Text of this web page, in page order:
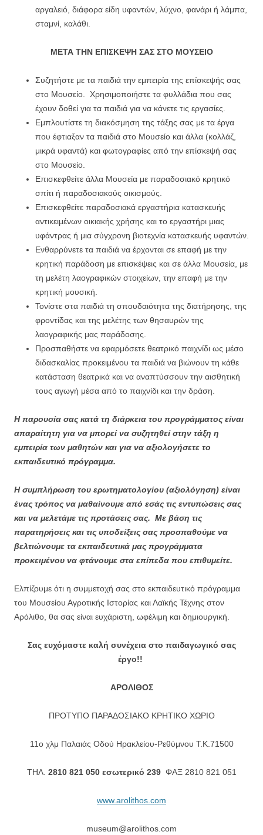
αργαλειό, διάφορα είδη υφαντών, λύχνο, φανάρι ή λάμπα,
σταμνί, καλάθι.
ΜΕΤΑ ΤΗΝ ΕΠΙΣΚΕΨΗ ΣΑΣ ΣΤΟ ΜΟΥΣΕΙΟ
Συζητήστε με τα παιδιά την εμπειρία της επίσκεψής σας
στο Μουσείο. Χρησιμοποιήστε τα φυλλάδια που σας
έχουν δοθεί για τα παιδιά για να κάνετε τις εργασίες.
Εμπλουτίστε τη διακόσμηση της τάξης σας με τα έργα
που έφτιαξαν τα παιδιά στο Μουσείο και άλλα (κολλάζ,
μικρά υφαντά) και φωτογραφίες από την επίσκεψή σας
στο Μουσείο.
Επισκεφθείτε άλλα Μουσεία με παραδοσιακό κρητικό
σπίτι ή παραδοσιακούς οικισμούς.
Επισκεφθείτε παραδοσιακά εργαστήρια κατασκευής
αντικειμένων οικιακής χρήσης και το εργαστήρι μιας
υφάντρας ή μια σύγχρονη βιοτεχνία κατασκευής υφαντών.
Ενθαρρύνετε τα παιδιά να έρχονται σε επαφή με την
κρητική παράδοση με επισκέψεις και σε άλλα Μουσεία, με
τη μελέτη λαογραφικών στοιχείων, την επαφή με την
κρητική μουσική.
Τονίστε στα παιδιά τη σπουδαιότητα της διατήρησης, της
φροντίδας και της μελέτης των θησαυρών της
λαογραφικής μας παράδοσης.
Προσπαθήστε να εφαρμόσετε θεατρικό παιχνίδι ως μέσο
διδασκαλίας προκειμένου τα παιδιά να βιώνουν τη κάθε
κατάσταση θεατρικά και να αναπτύσσουν την αισθητική
τους αγωγή μέσα από το παιχνίδι και την δράση.
Η παρουσία σας κατά τη διάρκεια του προγράμματος είναι
απαραίτητη για να μπορεί να συζητηθεί στην τάξη η
εμπειρία των μαθητών και για να αξιολογήσετε το
εκπαιδευτικό πρόγραμμα.
Η συμπλήρωση του ερωτηματολογίου (αξιολόγηση) είναι
ένας τρόπος να μαθαίνουμε από εσάς τις εντυπώσεις σας
και να μελετάμε τις προτάσεις σας. Με βάση τις
παρατηρήσεις και τις υποδείξεις σας προσπαθούμε να
βελτιώνουμε τα εκπαιδευτικά μας προγράμματα
προκειμένου να φτάνουμε στα επίπεδα που επιθυμείτε.
Ελπίζουμε ότι η συμμετοχή σας στο εκπαιδευτικό πρόγραμμα
του Μουσείου Αγροτικής Ιστορίας και Λαϊκής Τέχνης στον
Αρόλιθο, θα σας είναι ευχάριστη, ωφέλιμη και δημιουργική.
Σας ευχόμαστε καλή συνέχεια στο παιδαγωγικό σας
έργο!!
ΑΡΟΛΙΘΟΣ
ΠΡΟΤΥΠΟ ΠΑΡΑΔΟΣΙΑΚΟ ΚΡΗΤΙΚΟ ΧΩΡΙΟ
11ο χλμ Παλαιάς Οδού Ηρακλείου-Ρεθύμνου T.K.71500
ΤΗΛ. 2810 821 050 εσωτερικό 239ΦΑΞ 2810 821 051
www.arolithos.com
museum@arolithos.com